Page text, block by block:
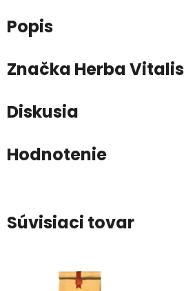
Popis
Značka Herba Vitalis
Diskusia
Hodnotenie
Súvisiaci tovar